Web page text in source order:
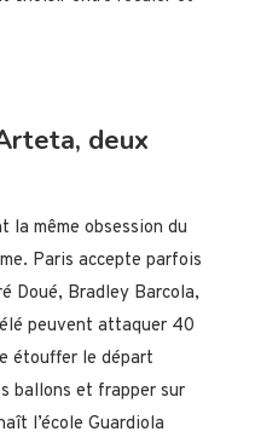
deux
même obsession du
Paris accepte parfois
Doué, Bradley Barcola,
peuvent attaquer 40
étouffer le départ
ballons et frapper sur
l’école Guardiola